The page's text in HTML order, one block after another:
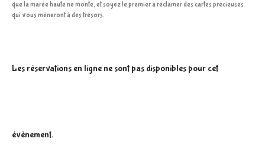
que la marée haute ne monte, et soyez le premier à réclamer des cartes précieuses
qui vous mèneront à des trésors.
Les réservations en ligne ne sont pas disponibles pour cet
évènement.